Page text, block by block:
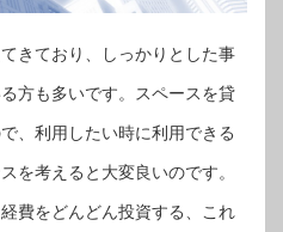
きており、しっかりとした事
方も多いです。スペースを貸
、利用したい時に利用できる
を考えると大変良いのです。
費をどんどん投資する、これ